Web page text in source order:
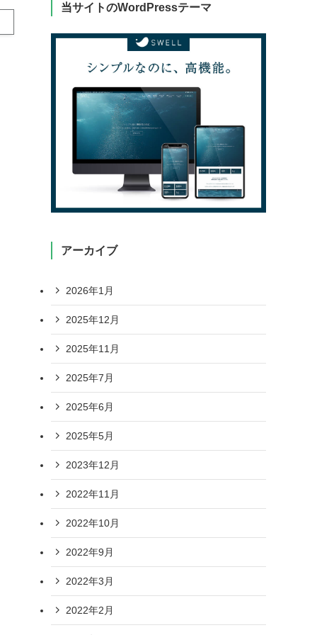
当サイトのWordPressテーマ
アーカイブ
2026年1月
2025年12月
2025年11月
2025年7月
2025年6月
2025年5月
2023年12月
2022年11月
2022年10月
2022年9月
2022年3月
2022年2月